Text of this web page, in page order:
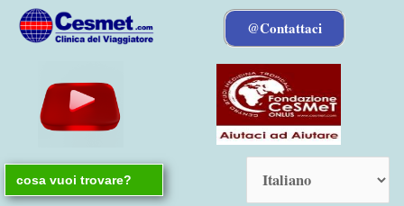
@Contattaci
Search
for: